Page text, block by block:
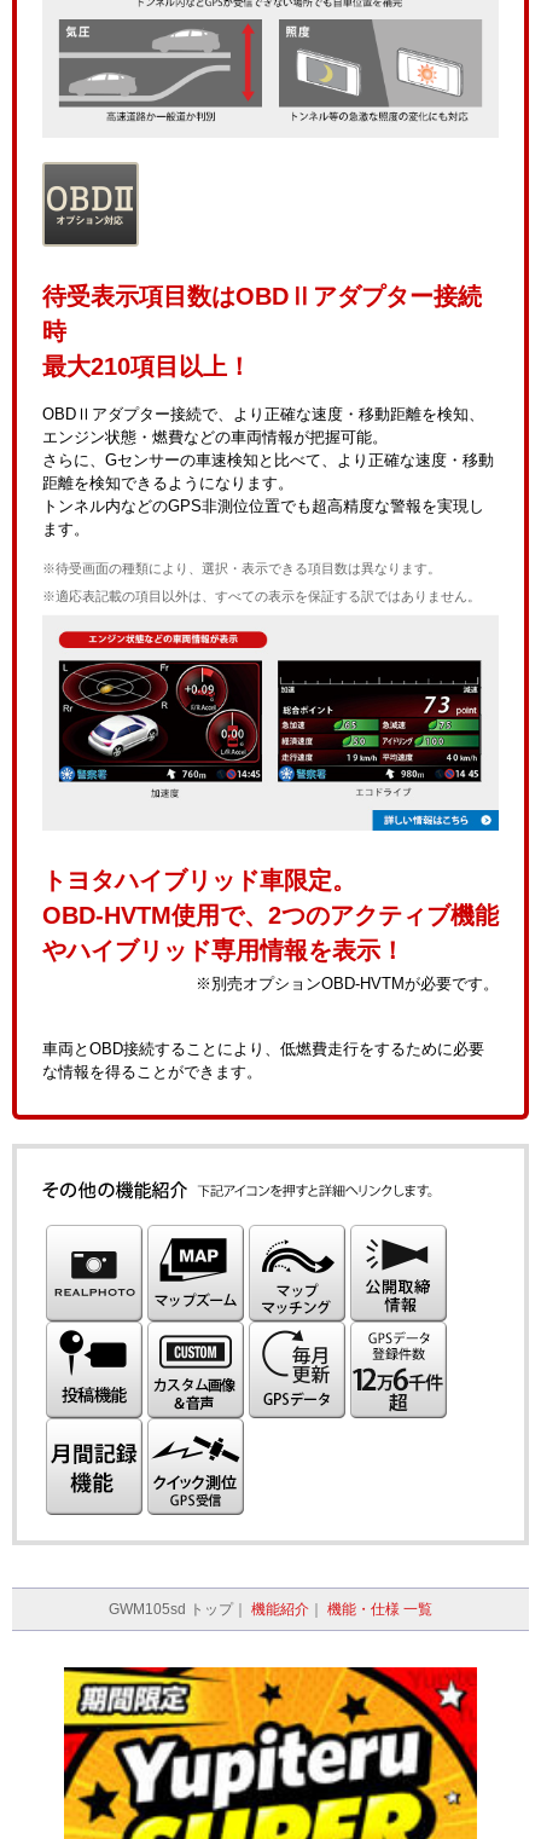
待受表示項目数はOBDⅡアダプター接続
時
最大210項目以上！
OBDⅡアダプター接続で、より正確な速度・移動距離を検知、
エンジン状態・燃費などの車両情報が把握可能。
さらに、Gセンサーの車速検知と比べて、より正確な速度・移動
距離を検知できるようになります。
トンネル内などのGPS非測位位置でも超高精度な警報を実現し
ます。
※待受画面の種類により、選択・表示できる項目数は異なります。
※適応表記載の項目以外は、すべての表示を保証する訳ではありません。
トヨタハイブリッド車限定。
OBD-HVTM使用で、2つのアクティブ機能
やハイブリッド専用情報を表示！
※別売オプションOBD-HVTMが必要です。
車両とOBD接続することにより、低燃費走行をするために必要
な情報を得ることができます。
GWM105sd トップ｜ 機能紹介 機能・仕様 一覧